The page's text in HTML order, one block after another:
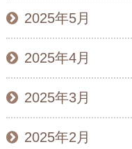
2025年5月
2025年4月
2025年3月
2025年2月